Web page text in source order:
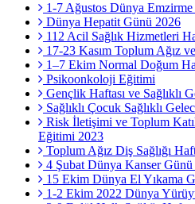
1-7 Ağustos Dünya Emzirme
Dünya Hepatit Günü 2026
112 Acil Sağlık Hizmetleri
17-23 Kasım Toplum Ağız
1–7 Ekim Normal Doğum
Psikoonkoloji Eğitimi
Gençlik Haftası ve Sağlıklı
Sağlıklı Çocuk Sağlıklı
Risk İletişimi ve Toplum
Eğitimi 2023
Toplum Ağız Diş Sağlığı
4 Şubat Dünya Kanser
15 Ekim Dünya El Yıkama
1-2 Ekim 2022 Dünya